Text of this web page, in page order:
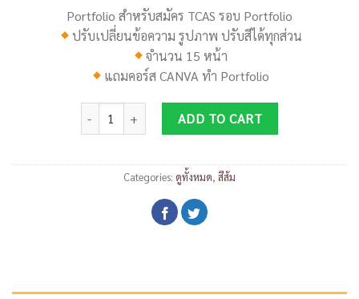
Portfolio สำหรับสมัคร TCAS รอบ Portfolio
ปรับเปลี่ยนข้อความ รูปภาพ ปรับสีได้ทุกส่วน
จำนวน 15 หน้า
แถมคอร์สCANVAทำ Portfolio
ADD TO CART
Categories: ดูทั้งหมด, สีส้ม